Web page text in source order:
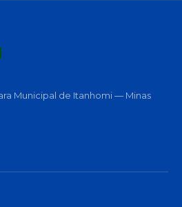
Municipal de Itanhomi — Minas